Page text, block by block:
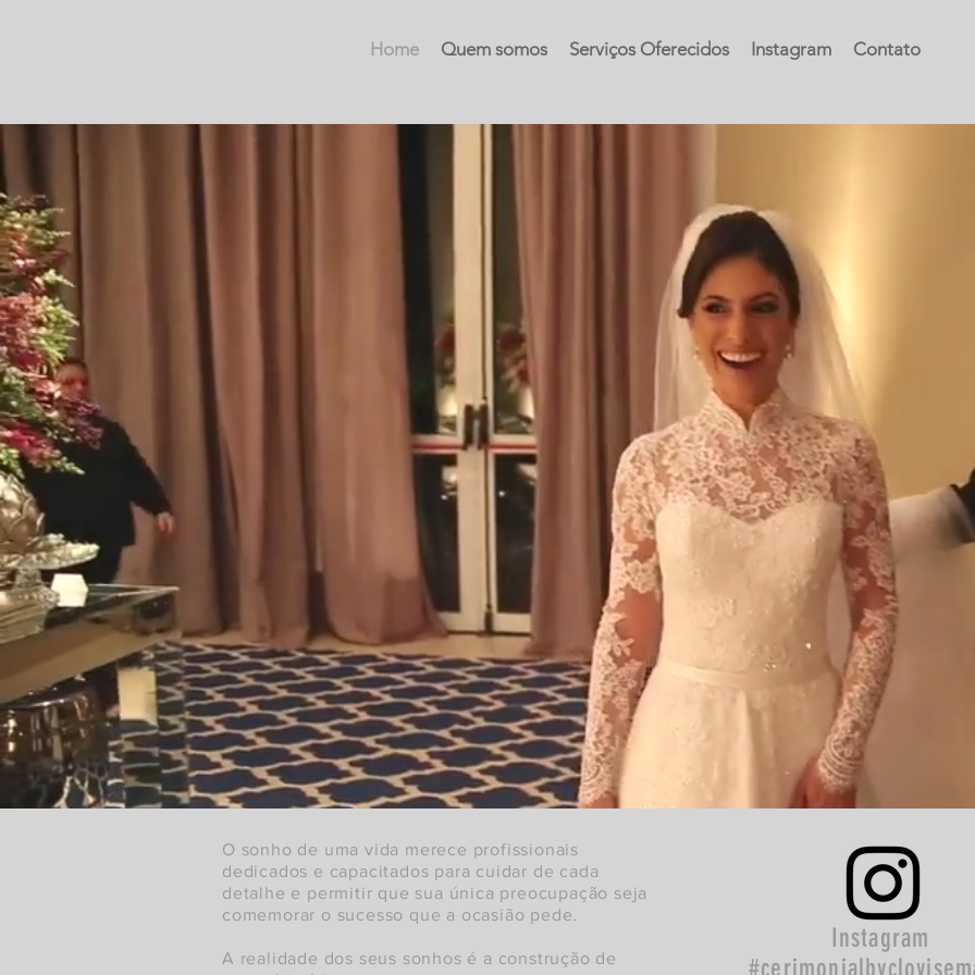
Home Quem somos Serviços Oferecidos Instagram Contato
Cerimonial
by Clovis e Marta
O sonho de uma vida merece profissionais
dedicados e capacitados para cuidar de cada
detalhe e permitir que sua única preocupação seja
comemorar o sucesso que a ocasião pede.
A realidade dos seus sonhos é a construção de
Instagram